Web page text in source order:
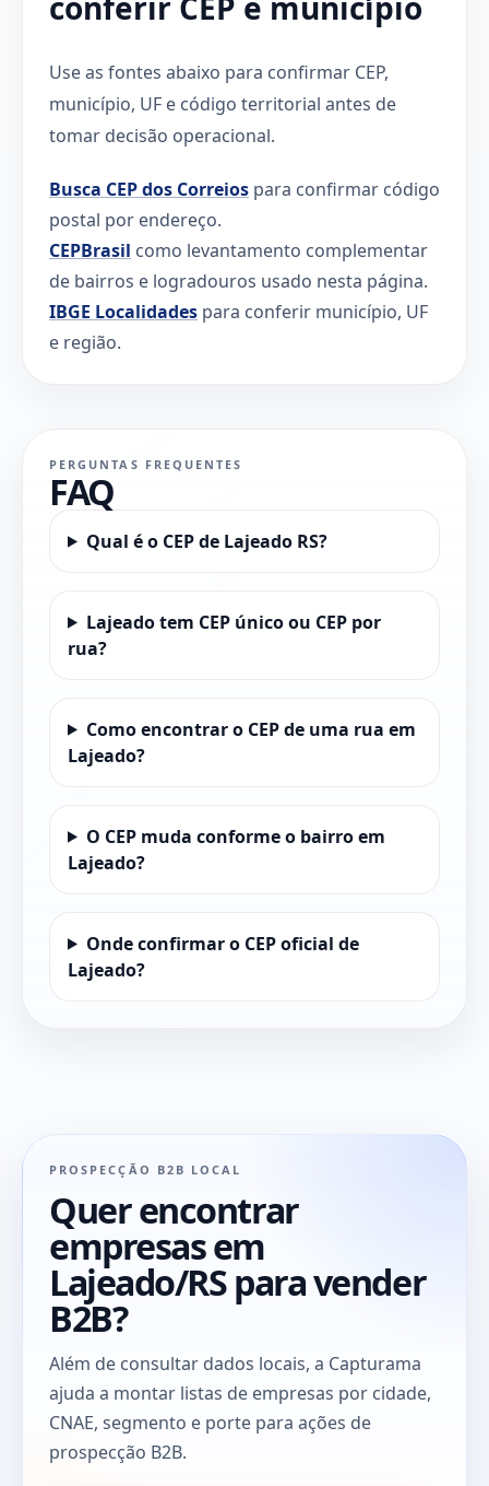
Use as fontes abaixo para confirmar CEP,
município, UF e código territorial antes de
tomar decisão operacional.
Busca CEP dos Correios para confirmar código
postal por endereço.
CEPBrasil como levantamento complementar
de bairros e logradouros usado nesta página.
IBGE Localidades para conferir município, UF
e região.
PERGUNTAS FREQUENTES
FAQ
Qual é o CEP de Lajeado RS?
Lajeado tem CEP único ou CEP por
rua?
Como encontrar o CEP de uma rua em
Lajeado?
O CEP muda conforme o bairro em
Lajeado?
Onde confirmar o CEP oficial de
Lajeado?
PROSPECÇÃO B2B LOCAL
Quer encontrar
empresas em
Lajeado/RS para vender
B2B?
Além de consultar dados locais, a Capturama
ajuda a montar listas de empresas por cidade,
CNAE, segmento e porte para ações de
prospecção B2B.